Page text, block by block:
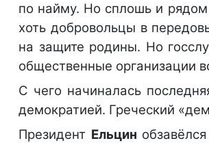
по найму. Но сплошь и рядом
хоть добровольцы в
на защите родины. Но
общественные организации
С чего начиналась
демократией. Греческий
Президент Ельцин